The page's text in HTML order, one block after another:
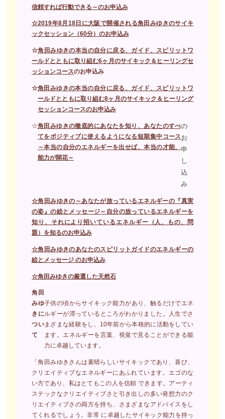
信頼すれば行動できる～のお申込み
☆2019年8月18日に大阪で開催される角田みゆきのサイキ
ックセッション（60分）のお申込み
☆角田みゆきの本当の自分に戻る、ガイド、スピリットワ
ールドとともに取り組む6ヶ月のサイキック＆ヒーリングセ
ッションコースのお申込み
☆角田みゆきの本当の自分に戻る、ガイド、スピリットワ
ールドとともに取り組む8ヶ月のサイキック＆ヒーリング
セッションコースのお申込み
☆角田みゆきの徹底的にあなたを知り、あなたのすべ
てをポジティブに使えるようになる短期集中コース
～本当の自分のエネルギーを出せば、本当の才能、
能力が開花～
の
お
申
し
込
み
☆角田みゆきの～あなたが放っているエネルギーの『真実
の姿』の絵とメッセージ～自分の放っているエネルギーを
知り、それにより招いているエネルギー（人、もの、問
題）を知るのお申込み
☆角田みゆきのあなたのスピリットガイドのエネルギーの
絵とメッセージ のお申込み
☆角田みゆきの厳選した天然石
角田
みゆ
きに
つい
て
子供の頃からサイキック能力があり、触るだけでエネ
ルギーが滞っているところがわかりました。人生でさ
まざまな経験をし、10年前から本格的に活動をしてい
ます。エネルギーを言葉、視覚で見ることができる能
力に卓越しています。
「角田みゆきさんは素晴らしいサイキックであり、喜び、
クリエイティブなエネルギーにあふれています。エゴのな
い方であり、私はとてもこの人を信頼 できます。アーティ
ステックなクリエイティブさと引き出しの多い発想力のク
リエイティブさの両方を持ち、さまざまなアドバイスをし
てくれるでしょう。非常 に卓越したサイキック能力を持っ